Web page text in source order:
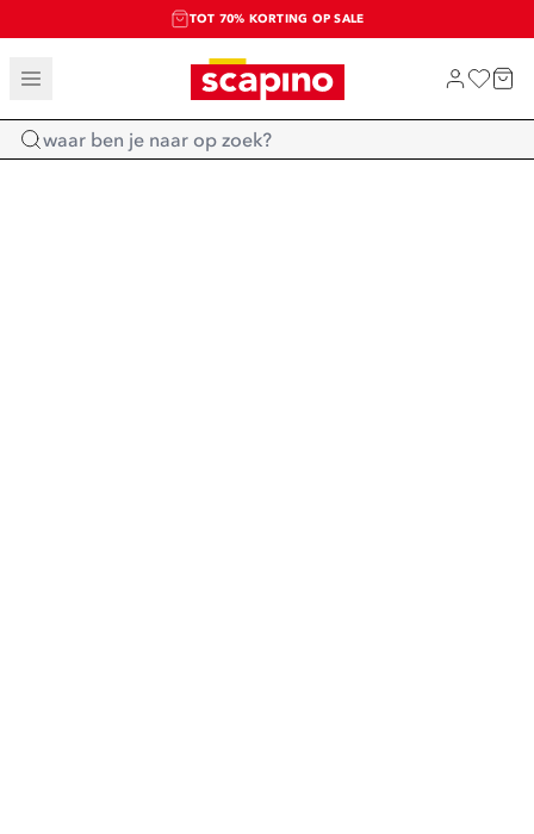
TOT 70% KORTING OP SALE
SALE: LAATSTE KANS!
SHOP NIEUW
Home